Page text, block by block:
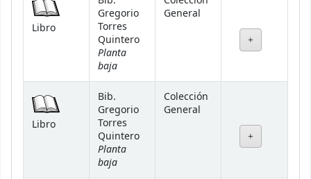
Libro
Gregorio
Torres
Quintero
Planta
baja
General
Libro
Bib.
Gregorio
Torres
Quintero
Planta
baja
Colección
General